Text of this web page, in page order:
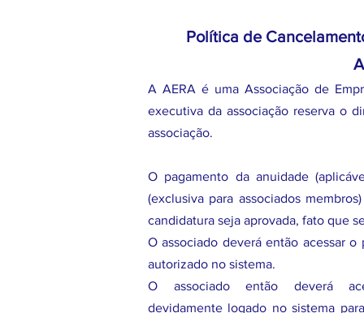
Política de
A AERA é uma Associação de
executiva da associação reserva o
associação.
O pagamento da anuidade
(exclusiva para associados
candidatura seja aprovada, fato que
O associado deverá então acessar
autorizado no sistema.
O associado então deverá
devidamente logado no sistema